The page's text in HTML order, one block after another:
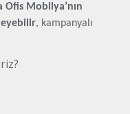
Ofis Mobilya’nın
, kampanyalı